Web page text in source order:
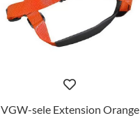
VGW-sele Extension Orange